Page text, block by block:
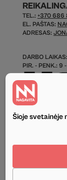
TEL.: +370 686
EL. PAŠTAS:
ADRESAS:
DARBO LAIKAS:
PIR. - PENK.: 9 -
Šioje svetainėje